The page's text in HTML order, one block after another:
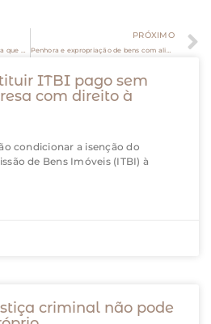
PRÓXIMO
ITBI pago sem
com direito à
condicionar a isenção do
de Bens Imóveis (ITBI) à
criminal não pode